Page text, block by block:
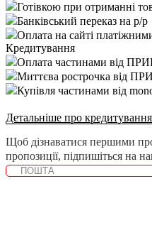
Готівкою при отриманні
Банківський переказ на р/р
Оплата на сайті
Кредитування
Оплата частинами від
Миттєва рострочка від
Купівля частинами від
Детальніше про кредитування
Щоб дізнаватися першими
пропозиції, підпишіться на